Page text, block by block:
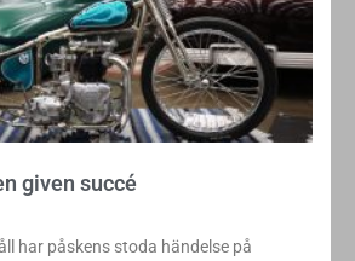
given succé
har påskens stoda händelse på